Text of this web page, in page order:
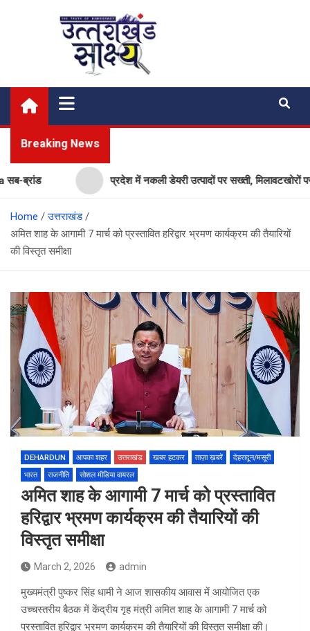
Uttarakhand Shakshya
My News Portal
Breaking News
प्रदेश में नकली डेयरी उत्पादों पर सख्ती, मिलावटखोरों पर
Home
उत्तराखंड
अमित शाह के आगामी 7 मार्च को प्रस्तावित हरिद्वार भ्रमण कार्यक्रम की तैयारियों
की विस्तृत समीक्षा
DEHARDUN आपका शहर उत्तराखंड खबर हटकर ताज़ा ख़बरें
देहरादून/मसूरी
भारत
राजनीति सोशल मीडिया वायरल
अमित शाह के आगामी 7 मार्च को प्रस्तावित
हरिद्वार भ्रमण कार्यक्रम की तैयारियों की
विस्तृत समीक्षा
March 2, 2026 admin
मुख्यमंत्री पुष्कर सिंह धामी ने आज शासकीय आवास में आयोजित एक
उच्चस्तरीय बैठक में केंद्रीय गृह मंत्री अमित शाह के आगामी 7 मार्च को
प्रस्तावित हरिद्वार भ्रमण कार्यक्रम की तैयारियों की विस्तृत समीक्षा की।